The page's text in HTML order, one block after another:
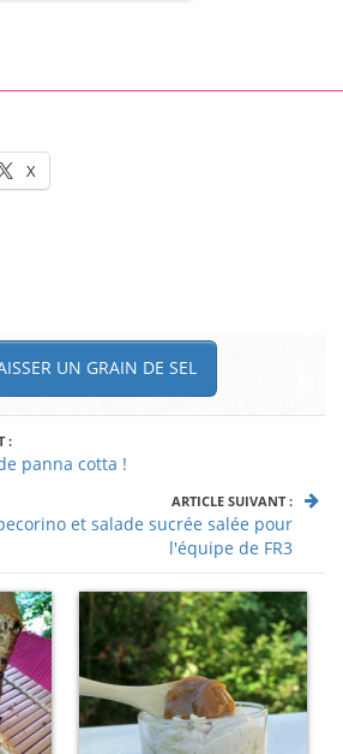
X
UN GRAIN DE SEL
:
panna cotta !
ARTICLE SUIVANT :
et salade sucrée salée pour
l'équipe de FR3